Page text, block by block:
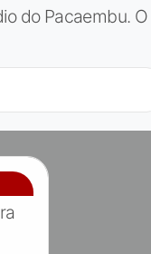
do Pacaembu. O